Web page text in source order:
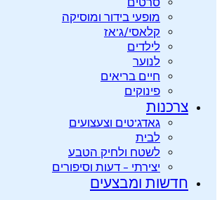
מופעי בידור ומוסיקה
קלאסי/ג’אז
לילדים
לנוער
חיים בריאים
פינוקים
צרכנות
גאדג’טים וצעצועים
לבית
לשטח ולחיק הטבע
יצירתי – דעות וסיפורים
חדשות ומבצעים